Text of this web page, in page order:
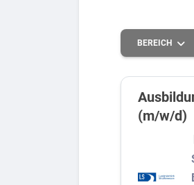
BEREICH
Finanzen,
(m/w/d)